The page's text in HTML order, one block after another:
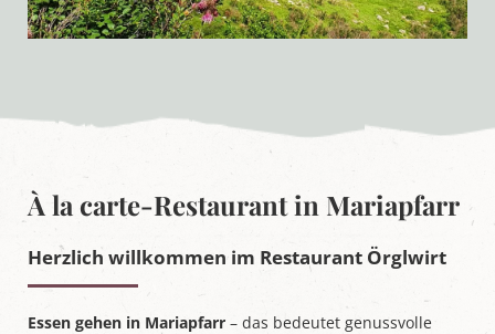
À la carte-Restaurant in Mariapfarr
Herzlich willkommen im Restaurant Örglwirt
Essen gehen in Mariapfarr – das bedeutet genussvolle